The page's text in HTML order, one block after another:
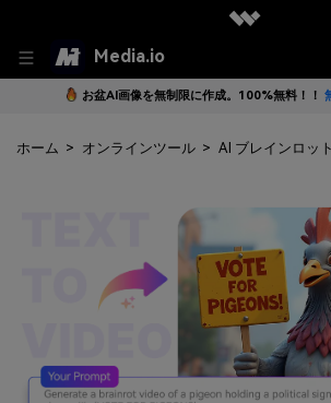
Media.io
お盆AI画像を無制限に作成。100%無料！！
ホーム > オンラインツール > AI ブレインロッ